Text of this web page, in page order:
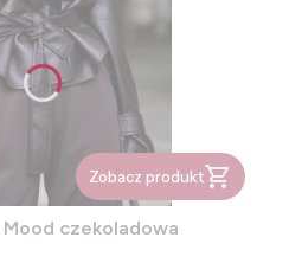
Zobacz produkt
Kurtka z ekoskóry Slay Mood czekoladowa